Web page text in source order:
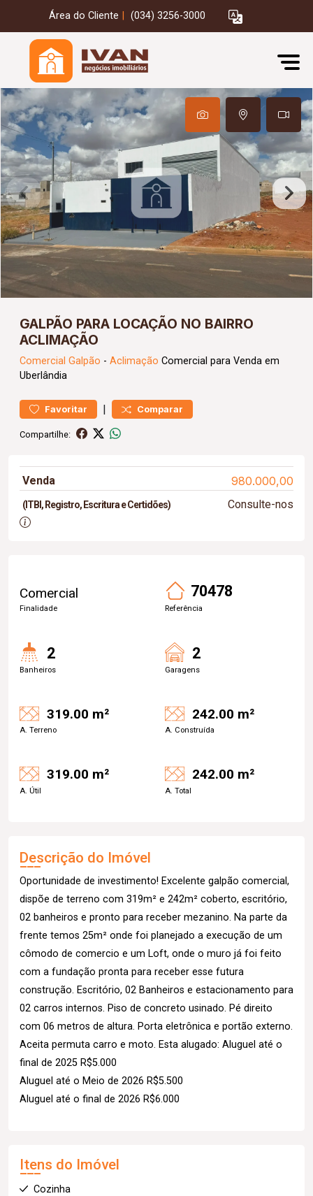
Área do Cliente (034) 3256-3000
GALPÃO PARA LOCAÇÃO NO BAIRRO
ACLIMAÇÃO
Comercial Galpão - Aclimação Comercial para Venda em
Uberlândia
Favoritar | Comparar
Compartilhe:
Venda 980.000,00
(ITBI, Registro, Escritura e Certidões) Consulte-nos
Comercial
Finalidade
70478
Referência
2
Banheiros
2
Garagens
319.00 m²
A. Terreno
242.00 m²
A. Construída
319.00 m²
A. Útil
242.00 m²
A. Total
Descrição do Imóvel
Oportunidade de investimento! Excelente galpão comercial,
dispõe de terreno com 319m² e 242m² coberto, escritório,
02 banheiros e pronto para receber mezanino. Na parte da
frente temos 25m² onde foi planejado a execução de um
cômodo de comercio e um Loft, onde o muro já foi feito
com a fundação pronta para receber esse futura
construção. Escritório, 02 Banheiros e estacionamento para
02 carros internos. Piso de concreto usinado. Pé direito
com 06 metros de altura. Porta eletrônica e portão externo.
Aceita permuta carro e moto. Esta alugado: Aluguel até o
final de 2025 R$5.000
Aluguel até o Meio de 2026 R$5.500
Aluguel até o final de 2026 R$6.000
Itens do Imóvel
Cozinha